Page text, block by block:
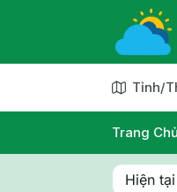
Tỉnh/
Trang Chủ
Hiện tại